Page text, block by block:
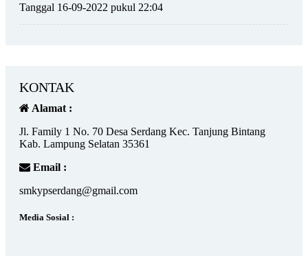
Tanggal 16-09-2022 pukul 22:04
KONTAK
Alamat :
Jl. Family 1 No. 70 Desa Serdang Kec. Tanjung Bintang
Kab. Lampung Selatan 35361
Email :
smkypserdang@gmail.com
Media Sosial :